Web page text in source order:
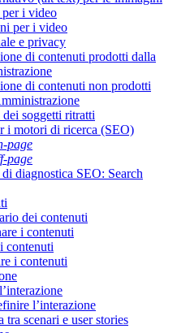
i video
per i video
e privacy
di contenuti prodotti dalla
di contenuti non prodotti
soggetti ritratti
i motori di ricerca (SEO)
page
page
diagnostica SEO: Search
dei contenuti
i contenuti
contenuti
i contenuti
l’interazione
tra scenari e user stories